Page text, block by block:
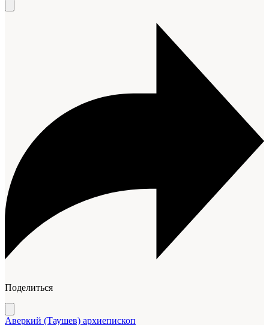
Поделиться
Аверкий (Таушев) архиепископ